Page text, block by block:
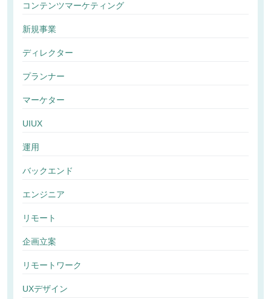
コンテンツマーケティング
新規事業
ディレクター
プランナー
マーケター
UIUX
運用
バックエンド
エンジニア
リモート
企画立案
リモートワーク
UXデザイン